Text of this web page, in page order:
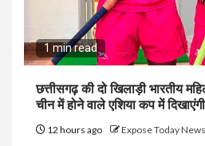
1 min read
छत्तीसगढ़ की दो खिलाड़ी भारतीय
चीन में होने वाले एशिया कप में
12 hours ago Expose Today News